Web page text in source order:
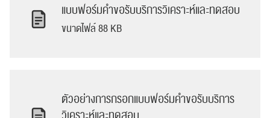
แบบฟอร์มคำขอรับบริการวิเคราะห์และทดสอบ
ขนาดไฟล์ 88 KB
ตัวอย่างการกรอกแบบฟอร์มคำขอรับบริการ